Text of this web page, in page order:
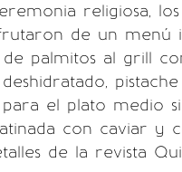
religiosa,
de un menú
de palmitos al grill
para el plato medio
con caviar y
de la revista